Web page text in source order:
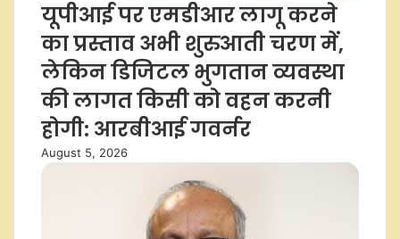
यूपीआई पर एमडीआर लागू करने
का प्रस्ताव अभी शुरुआती चरण में,
लेकिन डिजिटल भुगतान व्यवस्था
की लागत किसी को वहन करनी
होगी: आरबीआई गवर्नर
August 5, 2026